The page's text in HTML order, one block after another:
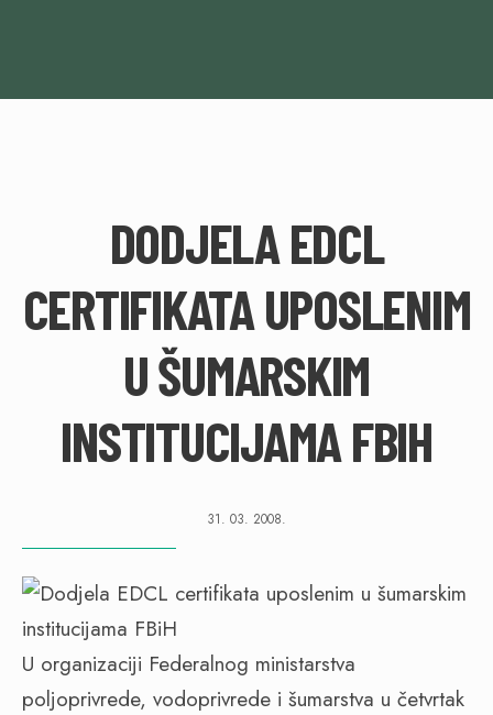
DODJELA EDCL
CERTIFIKATA UPOSLENIM
U ŠUMARSKIM
INSTITUCIJAMA FBIH
31. 03. 2008.
U organizaciji Federalnog ministarstva
poljoprivrede, vodoprivrede i šumarstva u četvrtak